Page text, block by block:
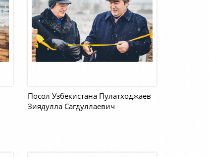
Посол Узбекистана Пулатходжаев
Зиядулла Сагдуллаевич